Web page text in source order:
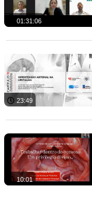
01:31:06
23:49
10:01